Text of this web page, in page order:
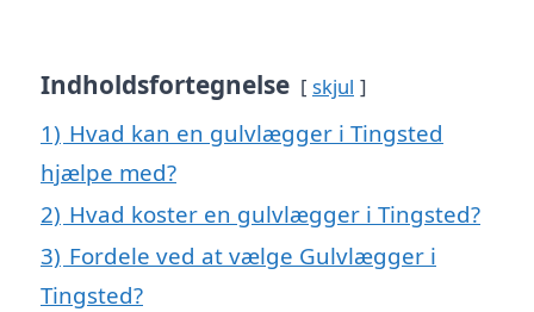
Indholdsfortegnelse skjul
1) Hvad kan en gulvlægger i Tingsted
hjælpe med?
2) Hvad koster en gulvlægger i Tingsted?
3) Fordele ved at vælge Gulvlægger i
Tingsted?